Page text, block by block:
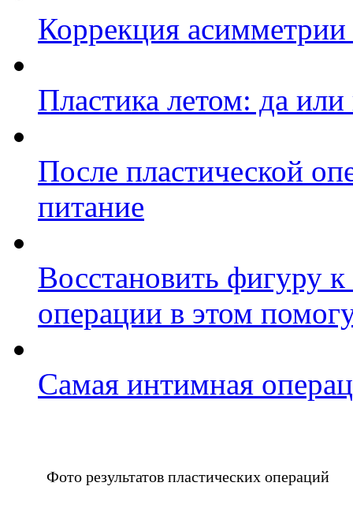
Коррекция асимметрии
Пластика летом: да или
После пластической
питание
Восстановить фигуру
операции в этом
Самая интимная
Фото результатов пластических операций